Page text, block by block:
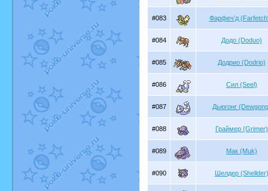
#083 Фарфеч’д
#084 Додо (Doduo)
#085 Додрио (Dodrio)
#086 Сил (Seel)
#087 Дьюгонг
#088 Граймер (Grimer)
#089 Мак (Muk)
#090 Шелдер (Shellder)